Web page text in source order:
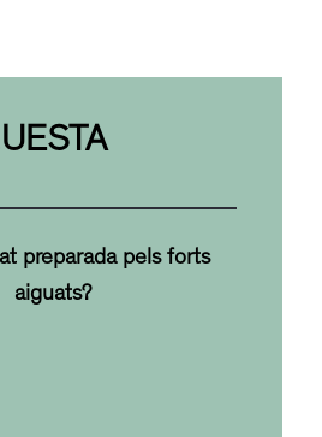
preparada pels forts
aiguats?